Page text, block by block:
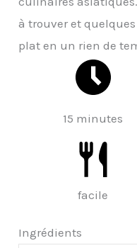
à trouver et
plat en un rien de
15 minutes
facile
Ingrédients